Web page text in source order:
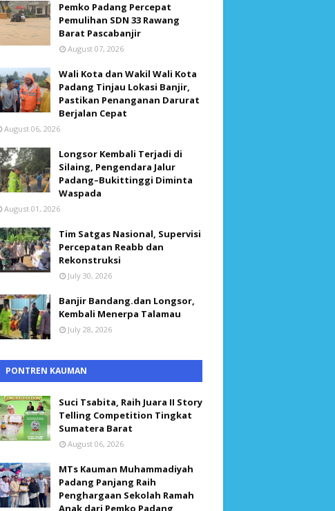
Pemko Padang Percepat
Pemulihan SDN 33 Rawang
Barat Pascabanjir
August 07, 2026
Wali Kota dan Wakil Wali Kota
Padang Tinjau Lokasi Banjir,
Pastikan Penanganan Darurat
Berjalan Cepat
August 06, 2026
Longsor Kembali Terjadi di
Silaing, Pengendara Jalur
Padang–Bukittinggi Diminta
Waspada
August 01, 2026
Tim Satgas Nasional, Supervisi
Percepatan Reabb dan
Rekonstruksi
July 30, 2026
Banjir Bandang.dan Longsor,
Kembali Menerpa Talamau
July 28, 2026
PONTREN KAUMAN
Suci Tsabita, Raih Juara II Story
Telling Competition Tingkat
Sumatera Barat
August 06, 2026
MTs Kauman Muhammadiyah
Padang Panjang Raih
Penghargaan Sekolah Ramah
Anak dari Pemko Padang